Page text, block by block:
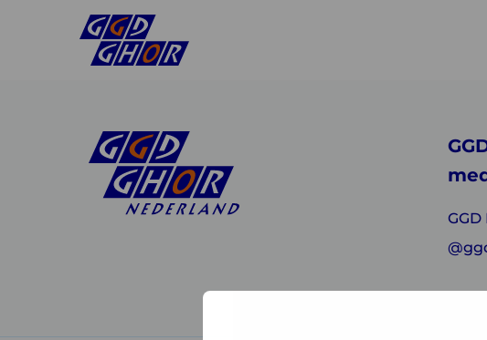
GGD